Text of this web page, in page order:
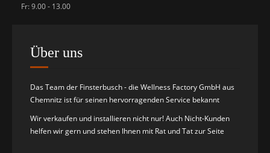
Fr: 9.00 - 13.00
Über uns
Das Team der Finsterbusch - die Wellness Factory GmbH aus
Chemnitz ist für seinen hervorragenden Service bekannt
Wir verkaufen und installieren nicht nur! Auch Nicht-Kunden
helfen wir gern und stehen Ihnen mit Rat und Tat zur Seite